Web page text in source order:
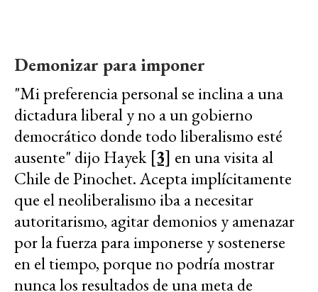
Demonizar para imponer
"Mi preferencia personal se inclina a una
dictadura liberal y no a un gobierno
democrático donde todo liberalismo esté
ausente" dijo Hayek [3] en una visita al
Chile de Pinochet. Acepta implícitamente
que el neoliberalismo iba a necesitar
autoritarismo, agitar demonios y amenazar
por la fuerza para imponerse y sostenerse
en el tiempo, porque no podría mostrar
nunca los resultados de una meta de